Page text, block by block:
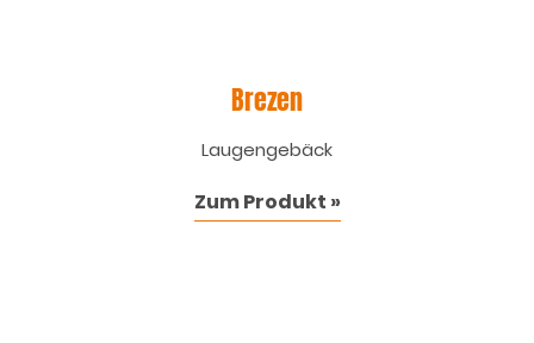
Brezen
Laugengebäck
Zum Produkt »